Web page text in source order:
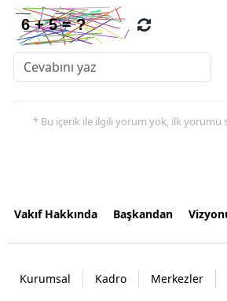
* Bu içerik ile ilgili yorum yok, ilk yorumu
Vakıf Hakkında Başkandan
Kurumsal Kadro Merkezler